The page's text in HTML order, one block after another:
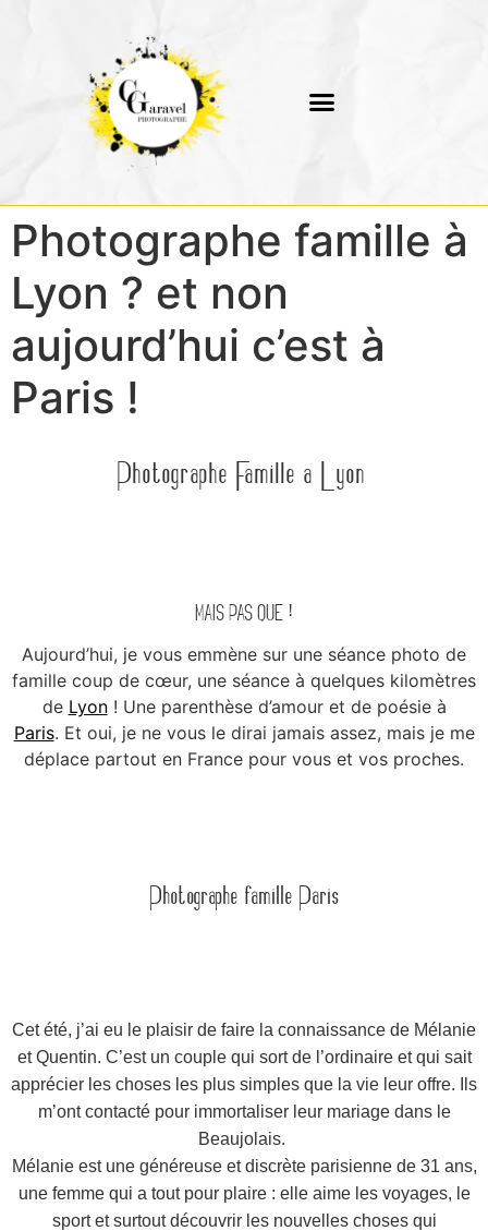
Photographe famille à
Lyon ? et non
aujourd’hui c’est à
Paris !
Photographe Famille à Lyon
MAIS PAS QUE !
Aujourd’hui, je vous emmène sur une séance photo de
famille coup de cœur, une séance à quelques kilomètres
de Lyon! Une parenthèse d’amour et de poésie à
Paris. Et oui, je ne vous le dirai jamais assez, mais je me
déplace partout en France pour vous et vos proches.
Photographe famille Paris
Cet été, j’ai eu le plaisir de faire la connaissance de Mélanie
et Quentin. C’est un couple qui sort de l’ordinaire et qui sait
apprécier les choses les plus simples que la vie leur offre. Ils
m’ont contacté pour immortaliser leur mariage dans le
Beaujolais.
Mélanie est une généreuse etdiscrèteparisienne de 31 ans,
une femme qui a tout pour plaire : elle aime les voyages, le
sport et surtout découvrir les nouvelles choses qui